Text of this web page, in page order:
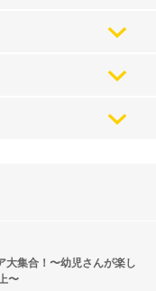
大集合！〜幼児さんが楽し
〜